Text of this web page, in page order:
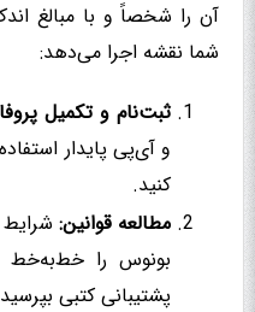
آن را شخصاً و با مبالغ
شما نقشه اجرا می‌دهد:
ثبت‌نام و تکمیل
و آی‌پی پایدار
کنید.
مطالعه قوانین:
بونوس را خط‌به‌خط
پشتیبانی کتبی